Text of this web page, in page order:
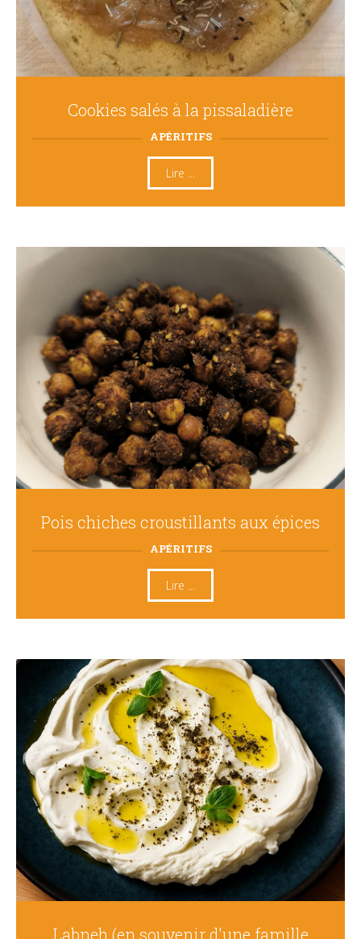
Cookies salés à la pissaladière
APÉRITIFS
Lire ...
Pois chiches croustillants aux épices
APÉRITIFS
Lire ...
Labneh (en souvenir d'une famille